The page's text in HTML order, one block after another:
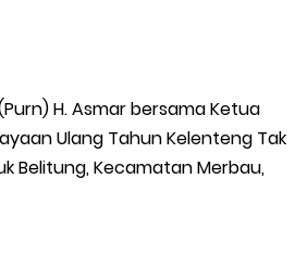
H. Asmar bersama Ketua
Ulang Tahun Kelenteng Tak
Belitung, Kecamatan Merbau,